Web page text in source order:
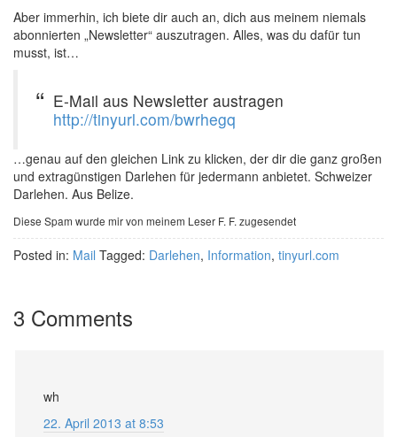
Aber immerhin, ich biete dir auch an, dich aus meinem niemals
abonnierten „Newsletter“ auszutragen. Alles, was du dafür tun
musst, ist…
E-Mail aus Newsletter austragen
http://tinyurl.com/bwrhegq
…genau auf den gleichen Link zu klicken, der dir die ganz großen
und extragünstigen Darlehen für jedermann anbietet. Schweizer
Darlehen. Aus Belize.
Diese Spam wurde mir von meinem Leser F. F. zugesendet
Posted in: Mail Tagged: Darlehen, Information, tinyurl.com
3 Comments
wh
22. April 2013 at 8:53